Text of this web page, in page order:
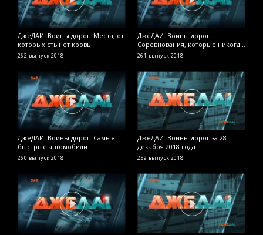
ДжеДАИ. Воины дорог. Места, от
которых стынет кровь
262 выпуск 2018
ДжеДАИ. Воины дорог.
Соревнования, которые никогда
не станут олимпийскими
261 выпуск 2018
ДжеДАИ. Воины дорог. Самые
быстрые автомобили
260 выпуск 2018
ДжеДАИ. Воины дорог за 28
декабря 2018 года
259 выпуск 2018